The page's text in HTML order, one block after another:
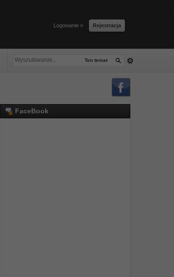
Logowanie » Rejestracja
Ten temat
FaceBook